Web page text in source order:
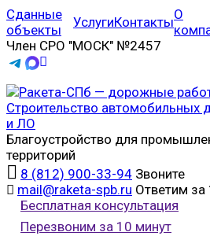
Сданные
объекты
УслугиКонтактыО
Член СРО "МОСК" №2457
Благоустройство для
территорий
8 (812) 900-33-94 Звоните
mail@raketa-spb.ru Ответим за
Бесплатная консультация
Перезвоним за 10 минут